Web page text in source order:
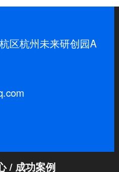
区杭州未来研创园A
/ 成功案例